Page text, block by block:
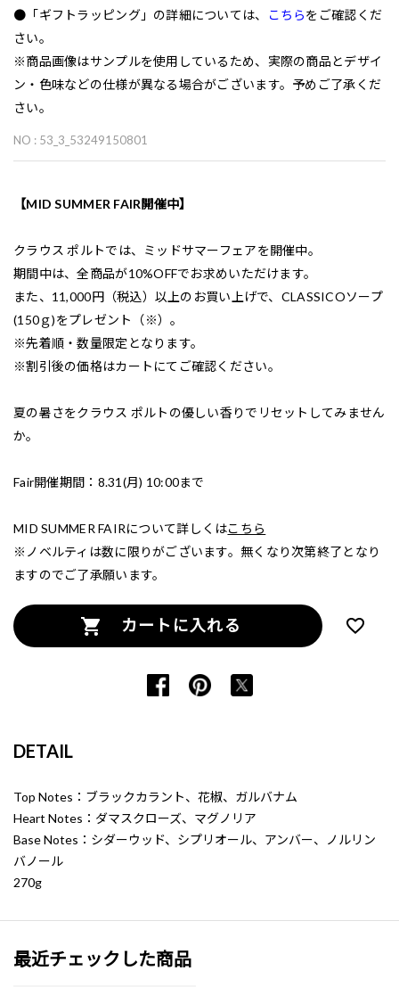
●「ギフトラッピング」の詳細については、
こちらをご確認くだ
さい。
※商品画像はサンプルを使用しているため、実際の商品とデザイ
ン・色味などの仕様が異なる場合がございます。予めご了承くだ
さい。
NO : 53_3_53249150801
【MID SUMMER FAIR開催中】
クラウス ポルトでは、ミッドサマーフェアを開催中。
期間中は、全商品が10%OFFでお求めいただけます。
また、11,000円（税込）以上のお買い上げで、CLASSICOソープ
(150ｇ)をプレゼント（※）。
※先着順・数量限定となります。
※割引後の価格はカートにてご確認ください。
夏の暑さをクラウス ポルトの優しい香りでリセットしてみません
か。
Fair開催期間：8.31(月) 10:00まで
MID SUMMER FAIRについて詳しくはこちら
※ノベルティは数に限りがございます。無くなり次第終了となり
ますのでご了承願います。
カートに入れる
DETAIL
Top Notes：ブラックカラント、花椒、ガルバナム
Heart Notes：ダマスクローズ、マグノリア
Base Notes：シダーウッド、シプリオール、アンバー、ノルリン
バノール
270g
最近チェックした商品